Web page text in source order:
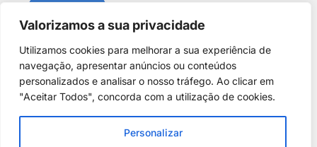
Valorizamos a sua privacidade
Utilizamos cookies para melhorar a sua experiência de
navegação, apresentar anúncios ou conteúdos
personalizados e analisar o nosso tráfego. Ao clicar em
"Aceitar Todos", concorda com a utilização de cookies.
Personalizar
Redes Sociais